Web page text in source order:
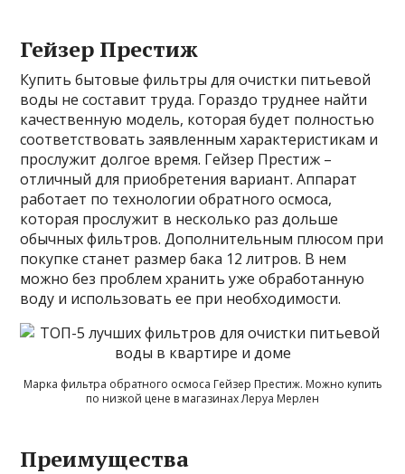
Гейзер Престиж
Купить бытовые фильтры для очистки питьевой
воды не составит труда. Гораздо труднее найти
качественную модель, которая будет полностью
соответствовать заявленным характеристикам и
прослужит долгое время. Гейзер Престиж –
отличный для приобретения вариант. Аппарат
работает по технологии обратного осмоса,
которая прослужит в несколько раз дольше
обычных фильтров. Дополнительным плюсом при
покупке станет размер бака 12 литров. В нем
можно без проблем хранить уже обработанную
воду и использовать ее при необходимости.
Марка фильтра обратного осмоса Гейзер Престиж. Можно купить
по низкой цене в магазинах Леруа Мерлен
Преимущества